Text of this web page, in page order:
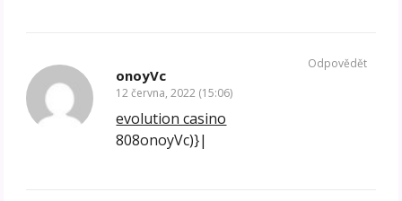
onoyVc
12 června, 2022 (15:06)
evolution casino
808onoyVc)}|
Odpovědět